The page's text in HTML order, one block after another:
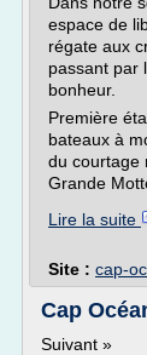
espace de
régate aux
passant par
bonheur.
Première
bateaux à
du courtage
Grande
Lire la suite
Site : cap-
Cap
Suivant »